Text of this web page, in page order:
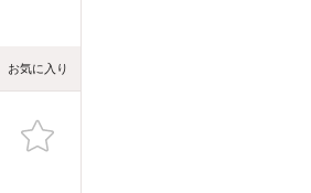
お気に入り